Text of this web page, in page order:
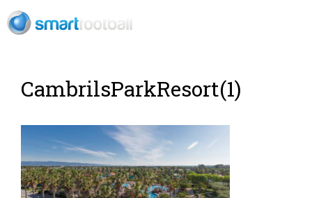
CambrilsParkResort(1)